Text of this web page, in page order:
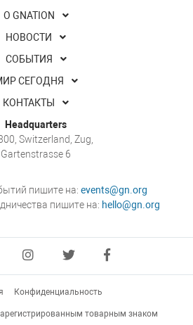
О GNATION
НОВОСТИ
СОБЫТИЯ
СЕГОДНЯ
КОНТАКТЫ
Headquarters
Switzerland, Zug,
Gartenstrasse 6
пишите на: events@gn.org
пишите на: hello@gn.org
Конфиденциальность
товарным знаком